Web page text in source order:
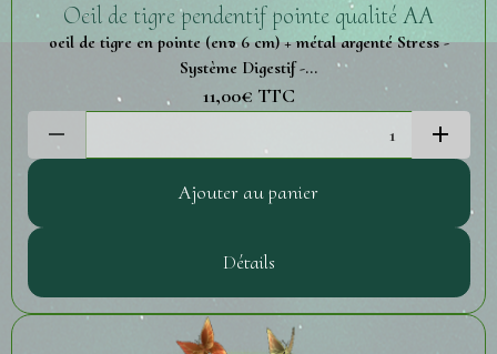
Oeil de tigre pendentif pointe qualité AA
oeil de tigre en pointe (env 6 cm) + métal argenté Stress -
Système Digestif -...
11,00€ TTC
Ajouter au panier
Détails